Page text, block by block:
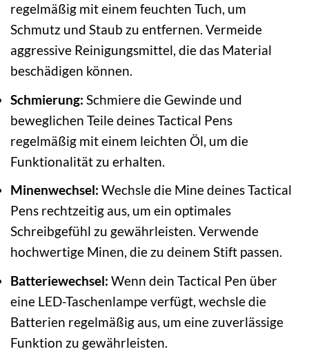
regelmäßig mit einem feuchten Tuch, um
Schmutz und Staub zu entfernen. Vermeide
aggressive Reinigungsmittel, die das Material
beschädigen können.
Schmierung: Schmiere die Gewinde und
beweglichen Teile deines Tactical Pens
regelmäßig mit einem leichten Öl, um die
Funktionalität zu erhalten.
Minenwechsel: Wechsle die Mine deines Tactical
Pens rechtzeitig aus, um ein optimales
Schreibgefühl zu gewährleisten. Verwende
hochwertige Minen, die zu deinem Stift passen.
Batteriewechsel: Wenn dein Tactical Pen über
eine LED-Taschenlampe verfügt, wechsle die
Batterien regelmäßig aus, um eine zuverlässige
Funktion zu gewährleisten.